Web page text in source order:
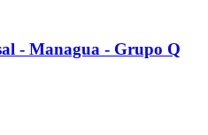
- Managua - Grupo Q